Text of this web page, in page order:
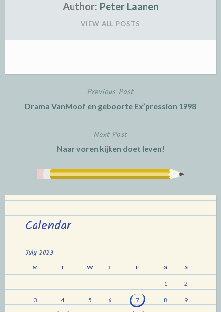
Author: Peter Laanen
VIEW ALL POSTS
Previous Post
Drama VanMoof en geboorte Ex’pression 1998
Next Post
Naar voren kijken doet leven!
Calendar
July 2023
M T W T F S S
1 2
3 4 5 6 7 8 9